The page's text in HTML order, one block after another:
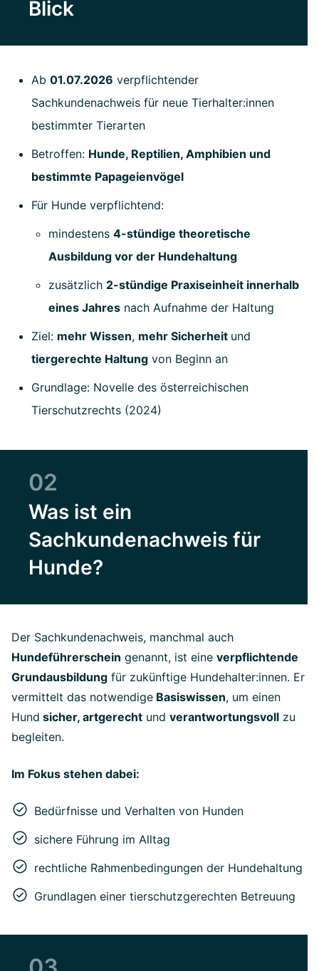
Blick
Ab 01.07.2026 verpflichtender
Sachkundenachweis für neue Tierhalter:innen
bestimmter Tierarten
Betroffen: Hunde, Reptilien, Amphibien und
bestimmte Papageienvögel
Für Hunde verpflichtend:
mindestens 4-stündige theoretische
Ausbildung vor der Hundehaltung
zusätzlich 2-stündige Praxiseinheit innerhalb
eines Jahres nach Aufnahme der Haltung
Ziel: mehr Wissen, mehr Sicherheit und
tiergerechte Haltung von Beginn an
Grundlage: Novelle des österreichischen
Tierschutzrechts (2024)
02
Was ist ein
Sachkundenachweis für
Hunde?
Der Sachkundenachweis, manchmal auch
Hundeführerschein genannt, ist eine verpflichtende
Grundausbildung für zukünftige Hundehalter:innen. Er
vermittelt das notwendige Basiswissen, um einen
Hund sicher, artgerecht und verantwortungsvoll zu
begleiten.
Im Fokus stehen dabei:
Bedürfnisse und Verhalten von Hunden
sichere Führung im Alltag
rechtliche Rahmenbedingungen der Hundehaltung
Grundlagen einer tierschutzgerechten Betreuung